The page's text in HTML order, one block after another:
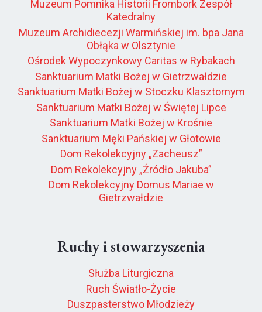
Muzeum Pomnika Historii Frombork Zespół
Katedralny
Muzeum Archidiecezji Warmińskiej im. bpa Jana
Obłąka w Olsztynie
Ośrodek Wypoczynkowy Caritas w Rybakach
Sanktuarium Matki Bożej w Gietrzwałdzie
Sanktuarium Matki Bożej w Stoczku Klasztornym
Sanktuarium Matki Bożej w Świętej Lipce
Sanktuarium Matki Bożej w Krośnie
Sanktuarium Męki Pańskiej w Głotowie
Dom Rekolekcyjny „Zacheusz”
Dom Rekolekcyjny „Źródło Jakuba”
Dom Rekolekcyjny Domus Mariae w
Gietrzwałdzie
Ruchy i stowarzyszenia
Służba Liturgiczna
Ruch Światło-Życie
Duszpasterstwo Młodzieży